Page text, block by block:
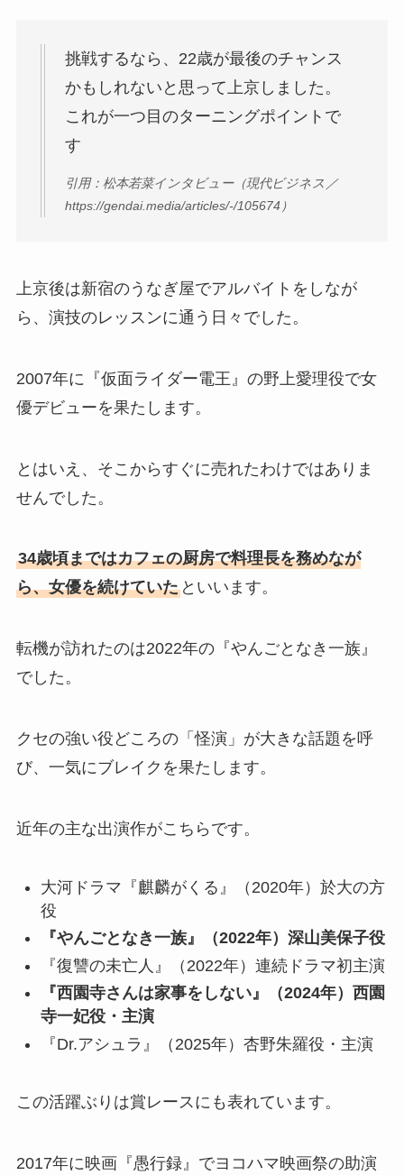
挑戦するなら、22歳が最後のチャンス
かもしれないと思って上京しました。
これが一つ目のターニングポイントで
す
引用：松本若菜インタビュー（現代ビジネス／
https://gendai.media/articles/-/105674）
上京後は新宿のうなぎ屋でアルバイトをしなが
ら、演技のレッスンに通う日々でした。
2007年に『仮面ライダー電王』の野上愛理役で女
優デビューを果たします。
とはいえ、そこからすぐに売れたわけではありま
せんでした。
34歳頃まではカフェの厨房で料理長を務めなが
ら、女優を続けていたといいます。
転機が訪れたのは2022年の『やんごとなき一族』
でした。
クセの強い役どころの「怪演」が大きな話題を呼
び、一気にブレイクを果たします。
近年の主な出演作がこちらです。
大河ドラマ『麒麟がくる』（2020年）於大の方
役
『やんごとなき一族』（2022年）深山美保子役
『復讐の未亡人』（2022年）連続ドラマ初主演
『西園寺さんは家事をしない』（2024年）西園
寺一妃役・主演
『Dr.アシュラ』（2025年）杏野朱羅役・主演
この活躍ぶりは賞レースにも表れています。
2017年に映画『愚行録』でヨコハマ映画祭の助演